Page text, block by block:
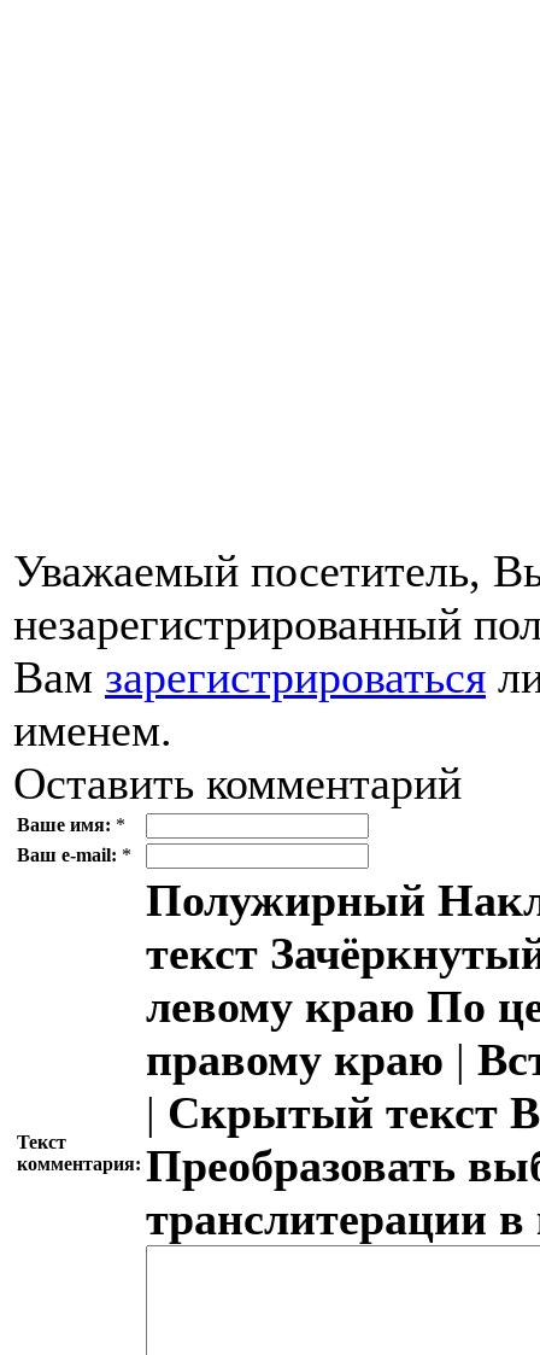
Уважаемый посетитель,
незарегистрированный
Вам зарегистрироваться
именем.
Оставить комментарий
Ваше имя: *
Ваш e-mail: *
Текст
комментария:
Полужирный
текст
левому краю По
правому краю |
| Скрытый текст
Преобразовать
транслитерации